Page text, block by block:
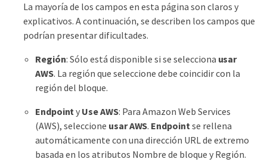
La mayoría de los campos en esta página son claros y
explicativos. A continuación, se describen los campos que
podrían presentar dificultades.
Región: Sólo está disponible si se selecciona usar
AWS. La región que seleccione debe coincidir con la
región del bloque.
Endpointy Use AWS: Para Amazon Web Services
(AWS), seleccione usar AWS. Endpointse rellena
automáticamente con una dirección URL de extremo
basada en los atributos Nombre de bloque y Región.